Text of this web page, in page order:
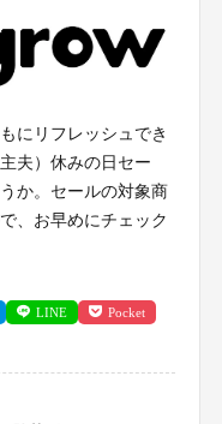
にリフレッシュでき
夫）休みの日セー
か。セールの対象商
、お早めにチェック
LINE Pocket